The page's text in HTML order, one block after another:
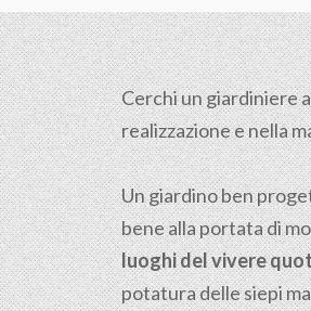
Cerchi un giardiniere
realizzazione e nella
Un giardino ben
bene alla portata di
luoghi del vivere
potatura delle siepi